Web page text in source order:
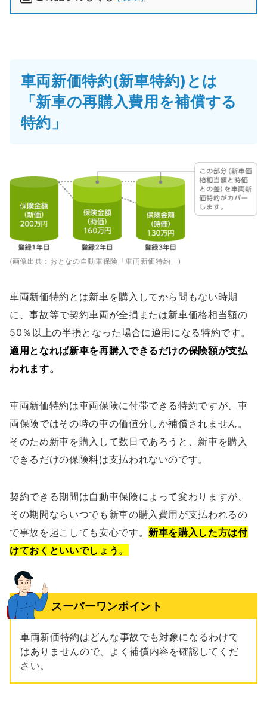
車両新価特約(新車特約)とは
「新車の再購入費用を補償する
特約」
(画像出典：おとなの自動車保険「車両新価特約」)
車両新価特約とは新車を購入してから間もない時期
に、事故等で契約車両が全損または新車価格相当額の
50％以上の半損となった場合に適用になる特約です。
適用となれば新車を再購入できるだけの保険額が支払
われます。
車両新価特約は車両保険に付帯できる特約ですが、車
両保険ではその時の車の価値分しか補償されません。
そのため新車を購入して数日であろうと、新車を購入
できるだけの保険料は支払われないのです。
契約できる期間は自動車保険によって変わりますが、
その期間ならいつでも新車の購入費用が支払われるの
で事故を起こしても安心です。新車を購入した方は付
けておくといいでしょう。
スーパーワンポイント
車両新価特約はどんな事故でも対象になるわけで
はありませんので、よく補償内容を確認してくだ
さい。